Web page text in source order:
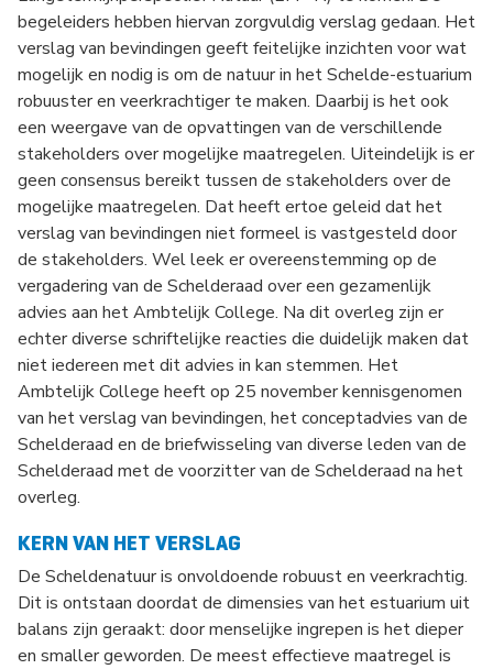
begeleiders hebben hiervan zorgvuldig verslag gedaan. Het
verslag van bevindingen geeft feitelijke inzichten voor wat
mogelijk en nodig is om de natuur in het Schelde-estuarium
robuuster en veerkrachtiger te maken. Daarbij is het ook
een weergave van de opvattingen van de verschillende
stakeholders over mogelijke maatregelen. Uiteindelijk is er
geen consensus bereikt tussen de stakeholders over de
mogelijke maatregelen. Dat heeft ertoe geleid dat het
verslag van bevindingen niet formeel is vastgesteld door
de stakeholders. Wel leek er overeenstemming op de
vergadering van de Schelderaad over een gezamenlijk
advies aan het Ambtelijk College. Na dit overleg zijn er
echter diverse schriftelijke reacties die duidelijk maken dat
niet iedereen met dit advies in kan stemmen. Het
Ambtelijk College heeft op 25 november kennisgenomen
van het verslag van bevindingen, het conceptadvies van de
Schelderaad en de briefwisseling van diverse leden van de
Schelderaad met de voorzitter van de Schelderaad na het
overleg.
KERN VAN HET VERSLAG
De Scheldenatuur is onvoldoende robuust en veerkrachtig.
Dit is ontstaan doordat de dimensies van het estuarium uit
balans zijn geraakt: door menselijke ingrepen is het dieper
en smaller geworden. De meest effectieve maatregel is